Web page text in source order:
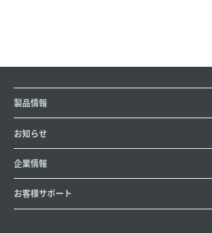
製品情報
お知らせ
企業情報
お客様サポート